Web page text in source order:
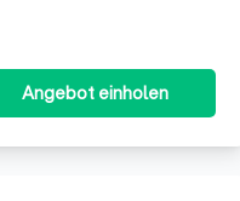
Angebot einholen